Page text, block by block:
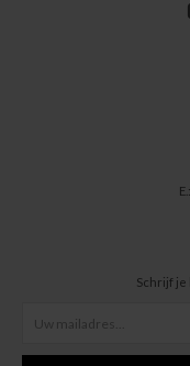
E.:
Schrijf je